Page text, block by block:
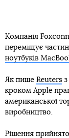
Компанія
переміщує
ноутбуків
Як пише Reuters
кроком Apple
американської
виробництво.
Рішення прийнято